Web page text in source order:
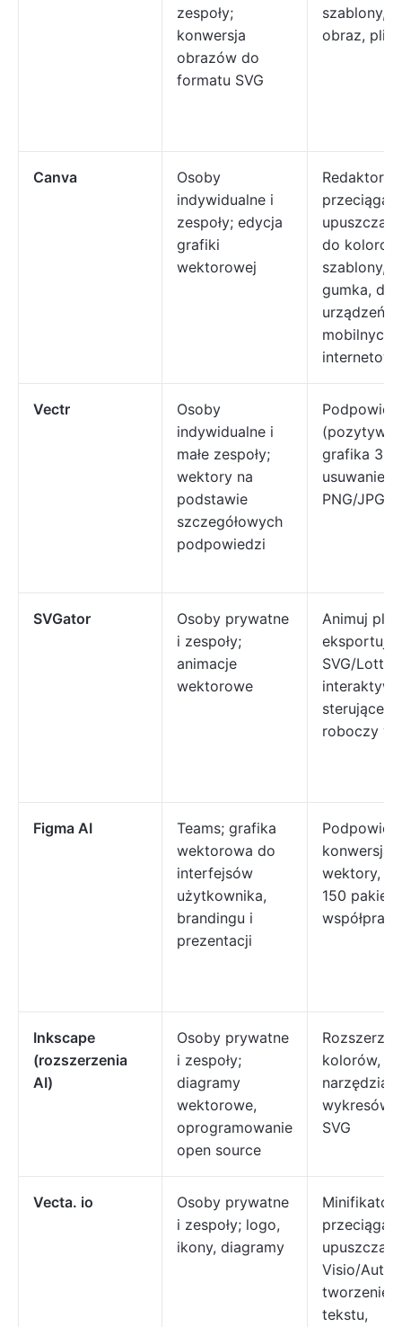
zespoły;
konwersja
obrazów do
formatu SVG
szablony,
obraz, pliki
Canva
Osoby
indywidualne i
zespoły; edycja
grafiki
wektorowej
Redaktor
do
szablony,
gumka,
urządzeń
Vectr
Osoby
indywidualne i
małe zespoły;
wektory na
podstawie
szczegółowych
podpowiedzi
grafika 3D,
usuwanie
PNG/JPG
SVGator
Osoby prywatne
i zespoły;
animacje
wektorowe
Animuj pliki
eksportuj
SVG/
sterujące,
roboczy
Figma AI
Teams; grafika
wektorowa do
interfejsów
użytkownika,
brandingu i
prezentacji
konwersja
wektory,
150
Inkscape
(rozszerzenia
AI)
Osoby prywatne
i zespoły;
diagramy
wektorowe,
oprogramowanie
open source
kolorów,
narzędzia
wykresów/
SVG
Vecta. io
Osoby prywatne
i zespoły; logo,
ikony, diagramy
Minifikator
Visio/
tworzenie
tekstu,